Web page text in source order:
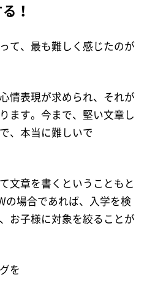
！
て、最も難しく感じたのが
情表現が求められ、それが
ます。今まで、堅い文章し
、本当に難しいで
文章を書くということもと
の場合であれば、入学を検
お子様に対象を絞ることが
を